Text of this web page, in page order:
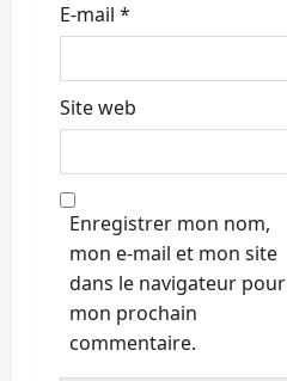
E-mail *
Site web
Enregistrer mon nom,
mon e-mail et mon site
dans le navigateur pour
mon prochain
commentaire.